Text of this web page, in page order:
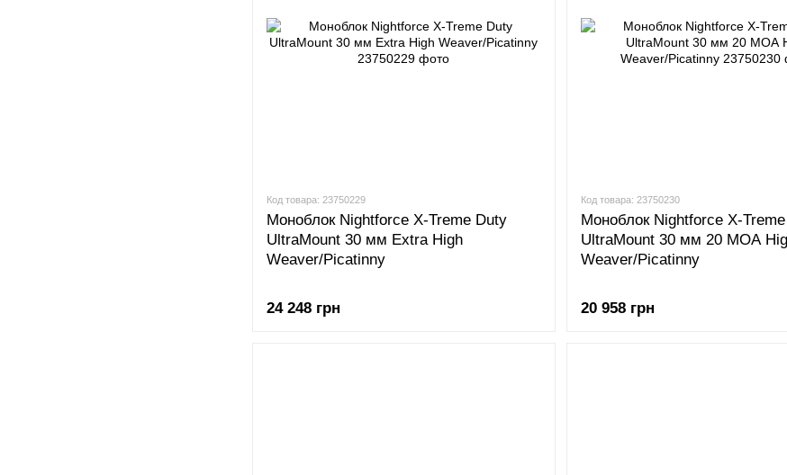
Код товара: 23750229
Моноблок Nightforce X-Treme Duty
UltraMount 30 мм Extra High
Weaver/Picatinny
24 248 грн
Код товара: 23750230
Моноблок Nightforce X-
UltraMount 30 мм 20 МОА
Weaver/Picatinny
20 958 грн